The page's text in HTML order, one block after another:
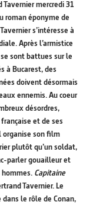
mercredi 31
roman éponyme de
s’intéresse à
Après l’armistice
sont battues sur le
à Bucarest, des
doivent désormais
ennemis. Au coeur
désordres,
et de ses
organise son film
plutôt qu’un soldat,
parler gouailleur et
Capitaine
Tavernier. Le
le rôle de Conan,